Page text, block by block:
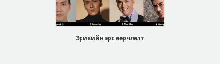
Эрикийн эрс өөрчлөлт